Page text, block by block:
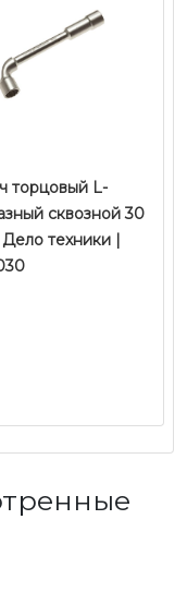
торцовый L-
сквозной 30
техники |